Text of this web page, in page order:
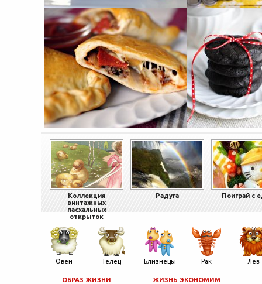
Коллекция
винтажных
пасхальных
открыток
Радуга Поиграй с
Овен Телец Близнецы Рак Лев
ОБРАЗ ЖИЗНИ
ЖИЗНЬ ЭКОНОМИМ